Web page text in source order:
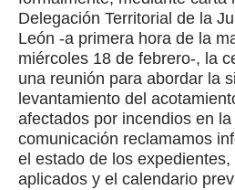
Delegación Territorial de la
León -a primera hora de la
miércoles 18 de febrero-, la
una reunión para abordar la
levantamiento del
afectados por incendios en
comunicación reclamamos
el estado de los
aplicados y el calendario